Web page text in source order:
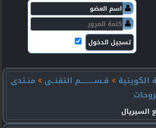
قـســـــــــم التقنــى
منـتدى